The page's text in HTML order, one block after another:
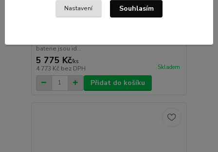
Optima® REDTOP® RT S 4.2 baterie Poskytuje
ohromnou sílu ke startu v počáteční počáteční fázi,
Redtop baterie jsou vybaveny patentovanou
baterie jsou id...
5 775 Kč/ks
4 773 Kč bez DPH Skladem
Přidat do košíku
Nastavení Souhlasím